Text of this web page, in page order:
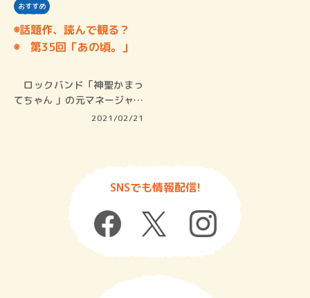
おすすめ
◉話題作、読んで観る？
◉ 第35回「あの頃。」
ロックバンド「神聖かまっ
てちゃん 」の元マネージャー
2021/02/21
SNSでも情報配信!